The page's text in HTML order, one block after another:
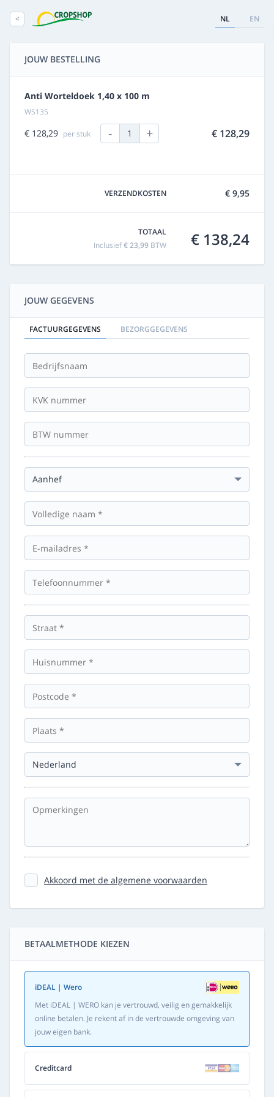
< NL EN
JOUW BESTELLING
Anti Worteldoek 1,40 x 100 m
WS135
€ 128,29 per stuk - 1 + € 128,29
VERZENDKOSTEN € 9,95
TOTAAL
Inclusief€ 23,99 BTW € 138,24
JOUW GEGEVENS
FACTUURGEGEVENS BEZORGGEGEVENS
Akkoord met de algemene voorwaarden
BETAALMETHODE KIEZEN
iDEAL | Wero
Met iDEAL | WERO kan je vertrouwd, veilig en gemakkelijk
online betalen. Je rekent af in de vertrouwde omgeving van
jouw eigen bank.
Creditcard